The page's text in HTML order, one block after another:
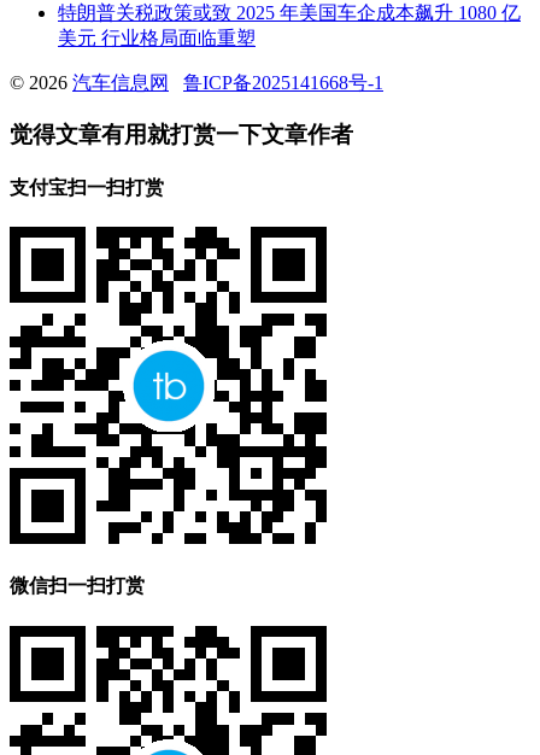
特朗普关税政策或致 2025 年美国车企成本飙升 1080 亿
美元 行业格局面临重塑
© 2026 汽车信息网 鲁ICP备2025141668号-1
觉得文章有用就打赏一下文章作者
支付宝扫一扫打赏
微信扫一扫打赏